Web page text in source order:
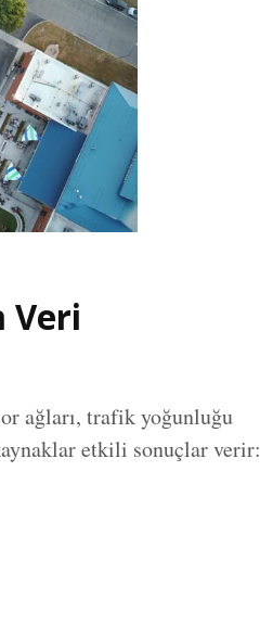
Veri
ağları, trafik yoğunluğu
etkili sonuçlar verir: